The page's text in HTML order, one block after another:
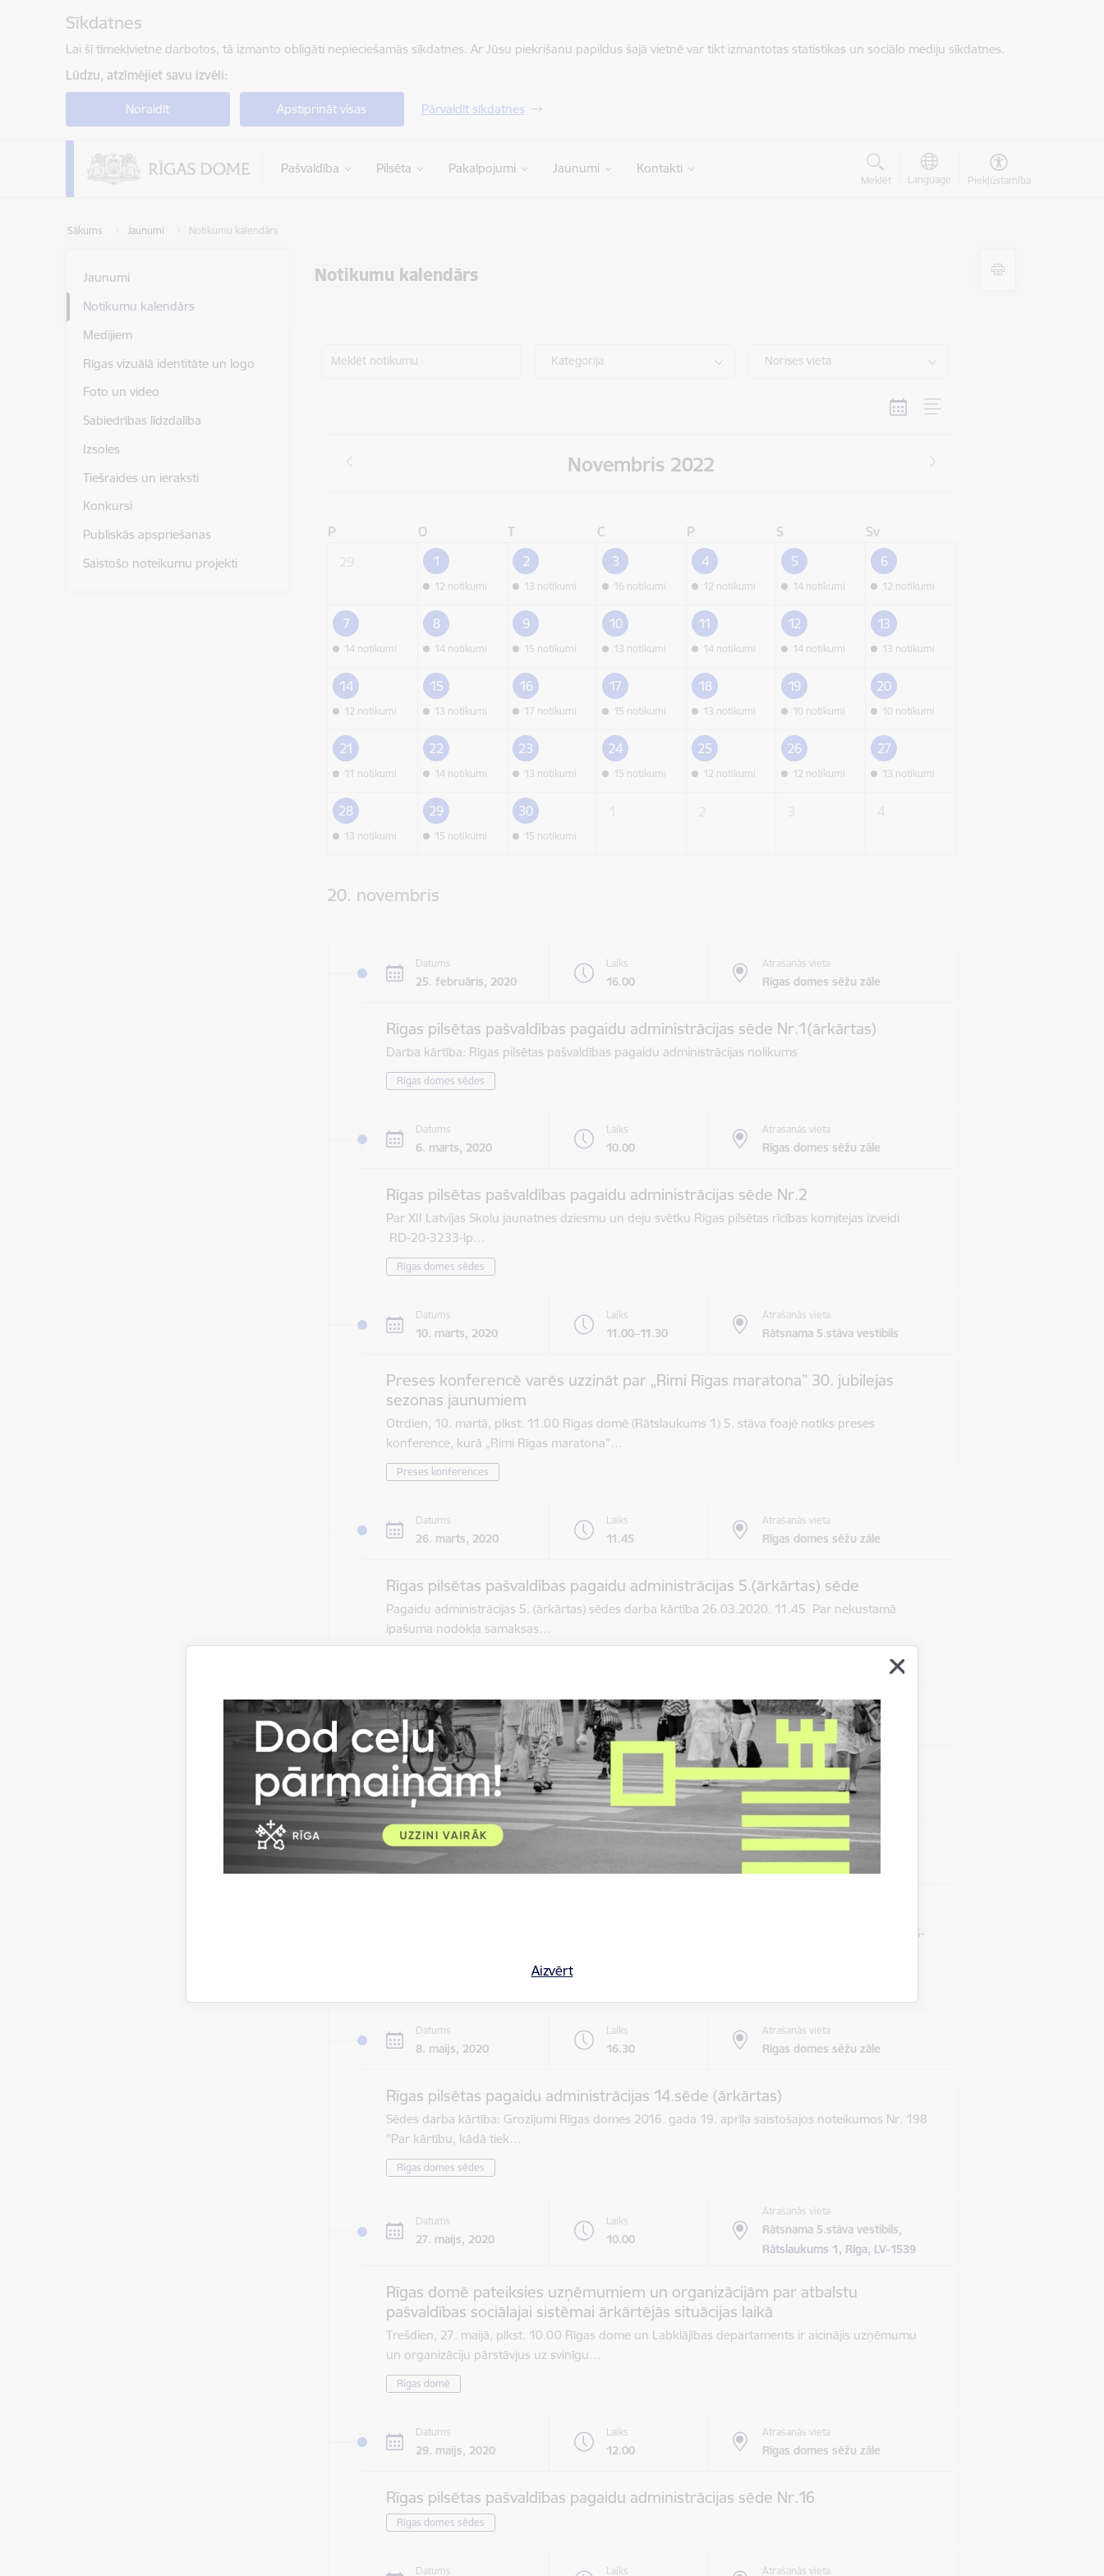
Sīkdatnes
Lai šī tīmekļvietne darbotos, tā izmanto obligāti nepieciešamās sīkdatnes. Ar Jūsu piekrišanu papildus šajā vietnē var tikt izmantotas statistikas un sociālo mediju sīkdatnes.
Lūdzu, atzīmējiet savu izvēli:
Noraidīt Apstiprināt visas Pārvaldīt sīkdatnes
Pašvaldība Pilsēta Pakalpojumi Jaunumi Kontakti
Meklēt Language Piekļūstamība
Sākums Jaunumi Notikumu kalendārs
Notikumu kalendārs
Aizvērt
Jaunumi
Notikumu kalendārs
Medijiem
Rīgas vizuālā identitāte un logo
Foto un video
Sabiedrības līdzdalība
Izsoles
Tiešraides un ieraksti
Konkursi
Publiskās apspriešanas
Saistošo noteikumu projekti
Meklēt notikumu Kategorija Norises vieta
Novembris 2022
P O T C P S
Sv
1
12 notikumi
2
13 notikumi
3
16 notikumi
4
12 notikumi
5
14 notikumi
6
12 notikumi
7
14 notikumi
8
14 notikumi
9
15 notikumi
10
13 notikumi
11
14 notikumi
12
14 notikumi
13
13 notikumi
14
12 notikumi
15
13 notikumi
16
17 notikumi
17
15 notikumi
18
13 notikumi
19
10 notikumi
20
10 notikumi
21
11 notikumi
22
14 notikumi
23
13 notikumi
24
15 notikumi
25
12 notikumi
26
12 notikumi
27
13 notikumi
28
13 notikumi
29
15 notikumi
30
15 notikumi
20. novembris
Datums
25. februāris, 2020
Laiks
16.00
Atrašanās vieta
Rīgas domes sēžu zāle
Rīgas pilsētas pašvaldības pagaidu administrācijas sēde Nr.1(ārkārtas)
Darba kārtība: Rīgas pilsētas pašvaldības pagaidu administrācijas nolikums
Rīgas domes sēdes
Datums
6. marts, 2020
Laiks
10.00
Atrašanās vieta
Rīgas domes sēžu zāle
Rīgas pilsētas pašvaldības pagaidu administrācijas sēde Nr.2
Par XII Latvijas Skolu jaunatnes dziesmu un deju svētku Rīgas pilsētas rīcības komitejas izveidi
RD-20-3233-lp…
Rīgas domes sēdes
Datums
10. marts, 2020
Laiks
11.00–11.30
Atrašanās vieta
Rātsnama 5.stāva vestibils
Preses konferencē varēs uzzināt par „Rimi Rīgas maratona” 30. jubilejas
sezonas jaunumiem
Otrdien, 10. martā, plkst. 11.00 Rīgas domē (Rātslaukums 1) 5. stāva foajē notiks preses
konference, kurā „Rimi Rīgas maratona”…
Preses konferences
Datums
26. marts, 2020
Laiks
11.45
Atrašanās vieta
Rīgas domes sēžu zāle
Rīgas pilsētas pašvaldības pagaidu administrācijas 5.(ārkārtas) sēde
Pagaidu administrācijas 5. (ārkārtas) sēdes darba kārtība 26.03.2020. 11.45 Par nekustamā
īpašuma nodokļa samaksas…
Datums
17. aprīlis, 2020
Laiks
8.30–9.00
Atrašanās vieta
Rīgas domes sēžu zāle
Rīgas pilsētas pašvaldības pagaidu administrācijas 10.sēde
Rīgas domes sēdes
Datums
8. maijs, 2020 Rīgas domes sēžu zāle
Darba kārtība: 1. Par nekustamā īpašuma nodokļa samaksas termiņa pārcelšanu RD-20-186-
Datums
8. maijs, 2020
Laiks
16.30
Atrašanās vieta
Rīgas domes sēžu zāle
Rīgas pilsētas pagaidu administrācijas 14.sēde (ārkārtas)
Sēdes darba kārtība: Grozījumi Rīgas domes 2016. gada 19. aprīļa saistošajos noteikumos Nr. 198
"Par kārtību, kādā tiek…
Rīgas domes sēdes
Datums
27. maijs, 2020
Laiks
10.00
Atrašanās vieta
Rātsnama 5.stāva vestibils,
Rātslaukums 1, Rīga, LV-1539
Rīgas domē pateiksies uzņēmumiem un organizācijām par atbalstu
pašvaldības sociālajai sistēmai ārkārtējās situācijas laikā
Trešdien, 27. maijā, plkst. 10.00 Rīgas dome un Labklājības departaments ir aicinājis uzņēmumu
un organizāciju pārstāvjus uz svinīgu…
Rīgas domē
Datums
29. maijs, 2020
Laiks
12.00
Atrašanās vieta
Rīgas domes sēžu zāle
Rīgas pilsētas pašvaldības pagaidu administrācijas sēde Nr.16
Rīgas domes sēdes
Datums Laiks Atrašanās vieta